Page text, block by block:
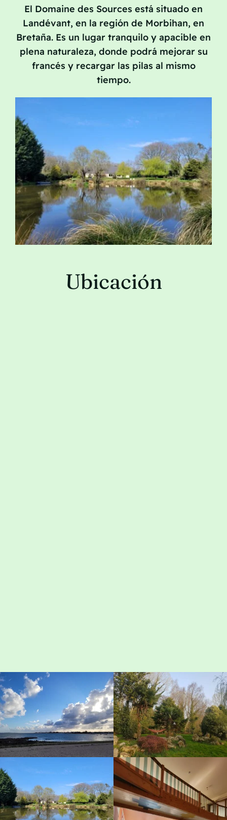
Póngase en contacto con
El Domaine des Sources está situado en
Landévant, en la región de Morbihan, en
Bretaña. Es un lugar tranquilo y apacible en
plena naturaleza, donde podrá mejorar su
francés y recargar las pilas al mismo
tiempo.
Ubicación